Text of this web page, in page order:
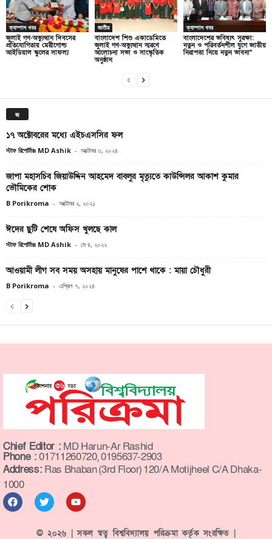
ক্যাম্পাস খবর
জুলাই গণ-অভ্যুত্থান দিবসের
প্রতিযোগিতায় মেরীগোল্ড
আইডিয়াল স্কুলের সাফল্য
জাতীয়
বাংলাদেশ শিশু একাডেমিতে
জুলাই গণ-অভ্যুত্থান স্মরণে
আলোচনা সভা ও সাংস্কৃতিক
অনুষ্ঠান
ক্যাম্পাস খবর
বাংলাদেশের ভবিষ্যৎ সুরক্ষা:
নতুন ও পরিবর্তনশীল যুগে জাতীয়
নিরাপত্তা নিয়ে নতুন ভাবনা”
জ
১৭ অক্টোবরের মধ্যে এইচএসসির ফল
স্টাফ রিপোর্টারঃ MD Ashik - অক্টোবর ৩, ২০২৪
জাপা মহাসচিব জিয়াউদ্দিন আহমেদ বাবলুর মৃত্যুতে কাউন্সিলর আকাশ কুমার
ভৌমিকের শোক
B Porikroma - অক্টোবর ২, ২০২১
ঈদের ছুটি শেষে অফিস খুলছে কাল
স্টাফ রিপোর্টারঃ MD Ashik - মে ৪, ২০২২
আওয়ামী লীগ সব সময় অসহায় মানুষের পাশে থাকে : মায়া চৌধুরী
B Porikroma - এপ্রিল ৭, ২০২৪
Chief Editor : MD Harun-Ar Rashid
Phone :01711260720, 0195637-2903
Address: Ras Bhaban (3rd Floor) 120/A Motijheel C/A Dhaka-
1000
© ২০২৬ | সকল স্বত্ব বিশ্ববিদ্যালয় পরিক্রমা কর্তৃক সংরক্ষিত |